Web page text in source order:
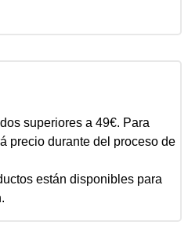
superiores a 49€. Para
precio durante del proceso de
están disponibles para